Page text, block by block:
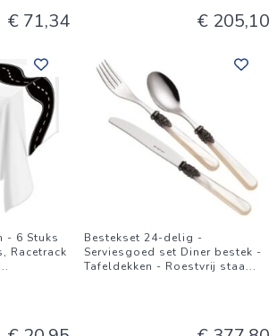
€ 71,34 € 205,10
- 6 Stuks
Racetrack
...
Bestekset 24-delig -
Serviesgoed set Diner bestek -
Tafeldekken - Roestvrij staa...